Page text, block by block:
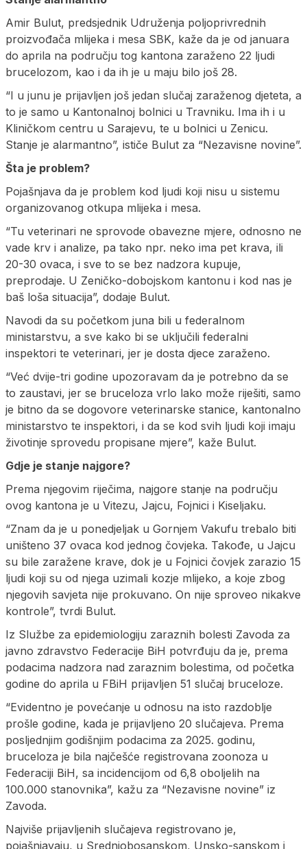
Amir Bulut, predsjednik Udruženja poljoprivrednih
proizvođača mlijeka i mesa SBK, kaže da je od januara
do aprila na području tog kantona zaraženo 22 ljudi
brucelozom, kao i da ih je u maju bilo još 28.
“I u junu je prijavljen još jedan slučaj zaraženog djeteta, a
to je samo u Kantonalnoj bolnici u Travniku. Ima ih i u
Kliničkom centru u Sarajevu, te u bolnici u Zenicu.
Stanje je alarmantno”, ističe Bulut za “Nezavisne novine”.
Šta je problem?
Pojašnjava da je problem kod ljudi koji nisu u sistemu
organizovanog otkupa mlijeka i mesa.
“Tu veterinari ne sprovode obavezne mjere, odnosno ne
vade krv i analize, pa tako npr. neko ima pet krava, ili
20-30 ovaca, i sve to se bez nadzora kupuje,
preprodaje. U Zeničko-dobojskom kantonu i kod nas je
baš loša situacija”, dodaje Bulut.
Navodi da su početkom juna bili u federalnom
ministarstvu, a sve kako bi se uključili federalni
inspektori te veterinari, jer je dosta djece zaraženo.
“Već dvije-tri godine upozoravam da je potrebno da se
to zaustavi, jer se bruceloza vrlo lako može riješiti, samo
je bitno da se dogovore veterinarske stanice, kantonalno
ministarstvo te inspektori, i da se kod svih ljudi koji imaju
životinje sprovedu propisane mjere”, kaže Bulut.
Gdje je stanje najgore?
Prema njegovim riječima, najgore stanje na području
ovog kantona je u Vitezu, Jajcu, Fojnici i Kiseljaku.
“Znam da je u ponedjeljak u Gornjem Vakufu trebalo biti
uništeno 37 ovaca kod jednog čovjeka. Takođe, u Jajcu
su bile zaražene krave, dok je u Fojnici čovjek zarazio 15
ljudi koji su od njega uzimali kozje mlijeko, a koje zbog
njegovih savjeta nije prokuvano. On nije sproveo nikakve
kontrole”, tvrdi Bulut.
Iz Službe za epidemiologiju zaraznih bolesti Zavoda za
javno zdravstvo Federacije BiH potvrđuju da je, prema
podacima nadzora nad zaraznim bolestima, od početka
godine do aprila u FBiH prijavljen 51 slučaj bruceloze.
“Evidentno je povećanje u odnosu na isto razdoblje
prošle godine, kada je prijavljeno 20 slučajeva. Prema
posljednjim godišnjim podacima za 2025. godinu,
bruceloza je bila najčešće registrovana zoonoza u
Federaciji BiH, sa incidencijom od 6,8 oboljelih na
100.000 stanovnika”, kažu za “Nezavisne novine” iz
Zavoda.
Najviše prijavljenih slučajeva registrovano je,
pojašnjavaju, u Srednjobosanskom, Unsko-sanskom i